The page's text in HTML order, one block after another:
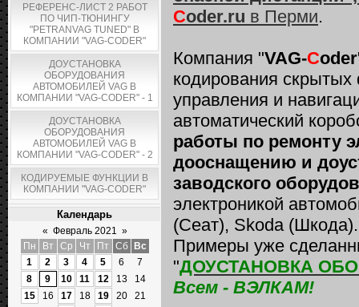
РЕФЕРЕНС-ЛИСТ 2 РАБОТ
ПО ЧИП-ТЮНИНГУ
"PETRANVAG TUNED" В
КОМПАНИИ "VAG-CODER"
ДОУСТАНОВКА
ОБОРУДОВАНИЯ
АВТОМОБИЛЕЙ VAG В
КОМПАНИИ "VAG-CODER" - 1
ДОУСТАНОВКА
ОБОРУДОВАНИЯ
АВТОМОБИЛЕЙ VAG В
КОМПАНИИ "VAG-CODER" - 2
КОДИРУЕМЫЕ ФУНКЦИИ В
КОМПАНИИ "VAG-CODER"
Календарь
« Февраль 2021 »
Пн
Вт Ср Чт Пт Сб
Вс
1
2 3 4 5 6
7
8
9 10 11 12 13
14
15
16 17 18 19 20
21
Coder.ru в Перми.
Компания "VAG-Coder
кодирования
управления и
автоматический
работы по ремонту
дооснащению и
заводского
электроникой
(Сеат), Skoda (Шкода).
Примеры уже
"ДОУСТАНОВКА
Всем - ВЭЛКАМ!